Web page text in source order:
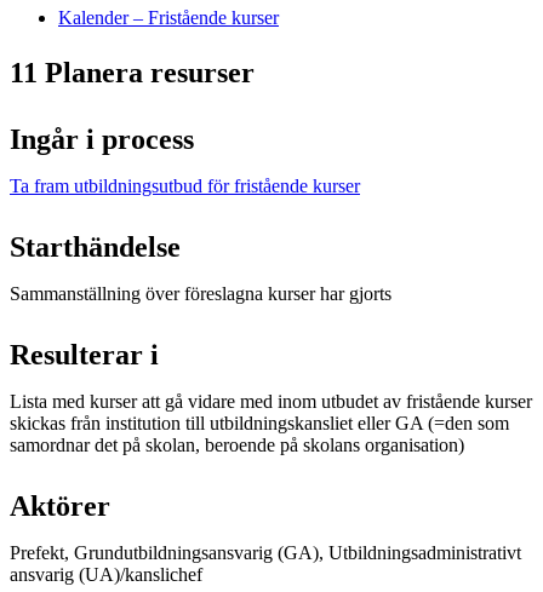
Kalender – Fristående kurser
11 Planera resurser
Ingår i process
Ta fram utbildningsutbud för fristående kurser
Starthändelse
Sammanställning över föreslagna kurser har gjorts
Resulterar i
Lista med kurser att gå vidare med inom utbudet av fristående kurser
skickas från institution till utbildningskansliet eller GA (=den som
samordnar det på skolan, beroende på skolans organisation)
Aktörer
Prefekt, Grundutbildningsansvarig (GA), Utbildningsadministrativt
ansvarig (UA)/kanslichef